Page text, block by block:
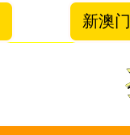
新澳门